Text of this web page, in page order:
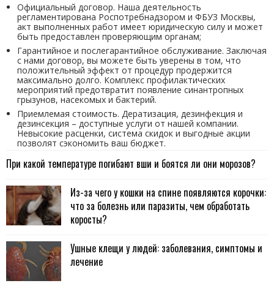
Официальный договор. Наша деятельность
регламентирована Роспотребнадзором и ФБУЗ Москвы,
акт выполненных работ имеет юридическую силу и может
быть предоставлен проверяющим органам;
Гарантийное и послегарантийное обслуживание. Заключая
с нами договор, вы можете быть уверены в том, что
положительный эффект от процедур продержится
максимально долго. Комплекс профилактических
мероприятий предотвратит появление синантропных
грызунов, насекомых и бактерий.
Приемлемая стоимость. Дератизация, дезинфекция и
дезинсекция – доступные услуги от нашей компании.
Невысокие расценки, система скидок и выгодные акции
позволят сэкономить ваш бюджет.
При какой температуре погибают вши и боятся ли они морозов?
Из-за чего у кошки на спине появляются корочки:
что за болезнь или паразиты, чем обработать
коросты?
Ушные клещи у людей: заболевания, симптомы и
лечение